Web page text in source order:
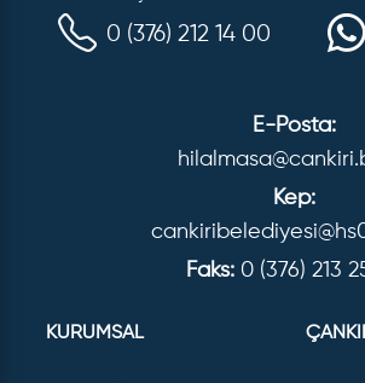
0 (376) 212 14 00
E-Posta:
Kep:
Faks: 0 (376) 213
KURUMSAL